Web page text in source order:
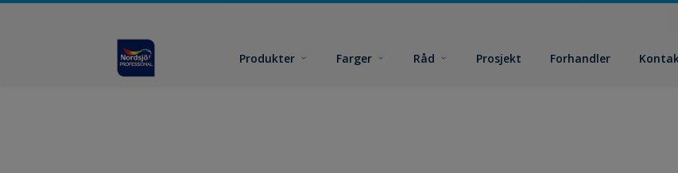
Produkter Farger Råd Prosjekt Forhandler